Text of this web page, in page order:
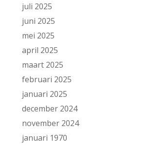
juli 2025
juni 2025
mei 2025
april 2025
maart 2025
februari 2025
januari 2025
december 2024
november 2024
januari 1970